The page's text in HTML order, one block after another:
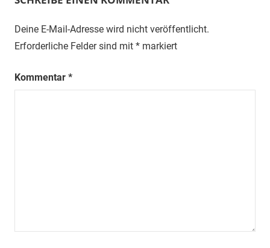
Deine E-Mail-Adresse wird nicht veröffentlicht.
Erforderliche Felder sind mit * markiert
Kommentar *